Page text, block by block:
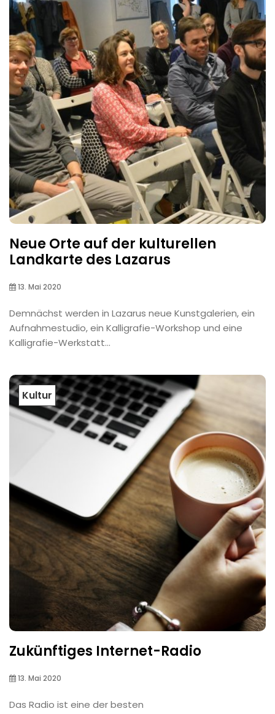
Neue Orte auf der kulturellen
Landkarte des Lazarus
13. Mai 2020
Demnächst werden in Lazarus neue Kunstgalerien, ein
Aufnahmestudio, ein Kalligrafie-Workshop und eine
Kalligrafie-Werkstatt...
Kultur
Zukünftiges Internet-Radio
13. Mai 2020
Das Radio ist eine der besten